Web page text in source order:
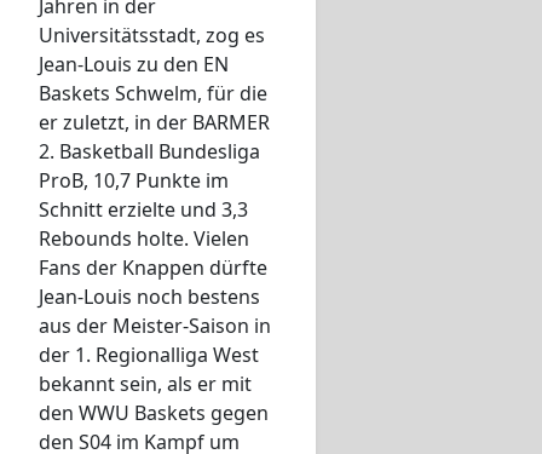
Jahren in der
Universitätsstadt, zog es
Jean-Louis zu den EN
Baskets Schwelm, für die
er zuletzt, in der BARMER
2. Basketball Bundesliga
ProB, 10,7 Punkte im
Schnitt erzielte und 3,3
Rebounds holte. Vielen
Fans der Knappen dürfte
Jean-Louis noch bestens
aus der Meister-Saison in
der 1. Regionalliga West
bekannt sein, als er mit
den WWU Baskets gegen
den S04 im Kampf um